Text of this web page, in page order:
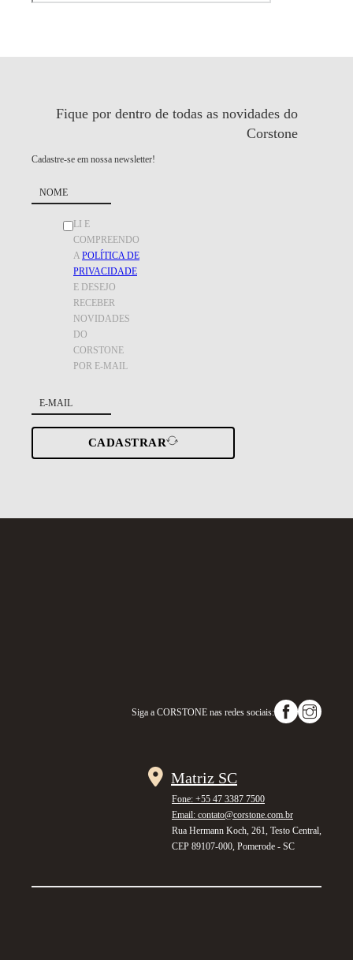
Fique por dentro de todas as novidades do
Corstone
Cadastre-se em nossa newsletter!
LI E
COMPREENDO
A POLÍTICA DE
PRIVACIDADE
E DESEJO
RECEBER
NOVIDADES
DO
CORSTONE
POR E-MAIL
CADASTRAR
Siga a CORSTONE nas redes sociais:
Matriz SC
Fone: +55 47 3387 7500
Email: contato@corstone.com.br
Rua Hermann Koch, 261, Testo Central,
CEP 89107-000, Pomerode - SC